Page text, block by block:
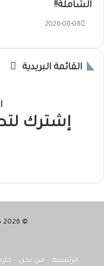
الشاملة!!
2026-08-08
القائمة البريدية
إشترك
© 2026 صحيفة الظهيرة |
الرئيسية من نحن